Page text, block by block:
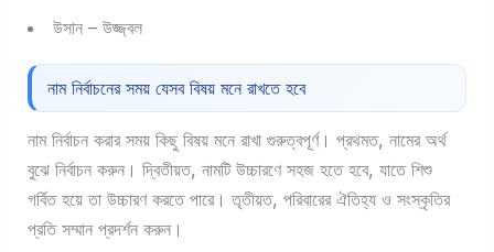
উসান – উজ্জ্বল
নাম নির্বাচনের সময় যেসব বিষয় মনে রাখতে হবে
নাম নির্বাচন করার সময় কিছু বিষয় মনে রাখা গুরুত্বপূর্ণ। প্রথমত, নামের অর্থ
বুঝে নির্বাচন করুন। দ্বিতীয়ত, নামটি উচ্চারণে সহজ হতে হবে, যাতে শিশু
গর্বিত হয়ে তা উচ্চারণ করতে পারে। তৃতীয়ত, পরিবারের ঐতিহ্য ও সংস্কৃতির
প্রতি সম্মান প্রদর্শন করুন।